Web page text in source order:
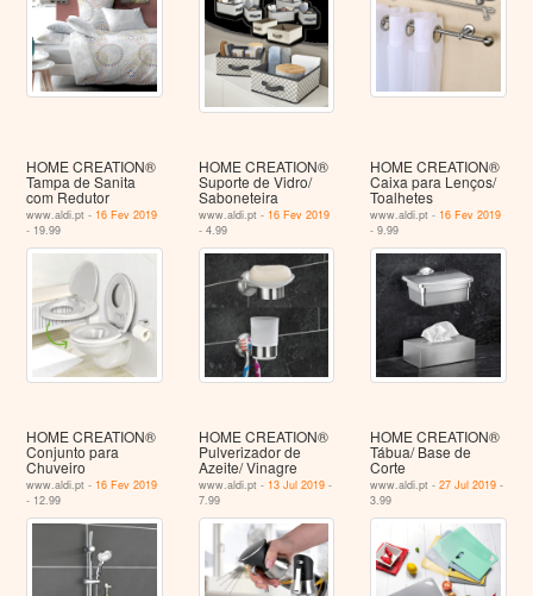
HOME CREATION®
Tampa de Sanita
com Redutor
www.aldi.pt - 16 Fev 2019
- 19.99
HOME CREATION®
Suporte de Vidro/
Saboneteira
www.aldi.pt - 16 Fev 2019
- 4.99
HOME CREATION®
Caixa para Lenços/
Toalhetes
www.aldi.pt - 16 Fev 2019
- 9.99
HOME CREATION®
Conjunto para
Chuveiro
www.aldi.pt - 16 Fev 2019
- 12.99
HOME CREATION®
Pulverizador de
Azeite/ Vinagre
www.aldi.pt - 13 Jul 2019-
7.99
HOME CREATION®
Tábua/ Base de
Corte
www.aldi.pt -27 Jul 2019 -
3.99